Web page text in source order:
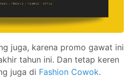
juga, karena promo gawat ini
tahun ini. Dan tetap keren
juga di Fashion Cowok.